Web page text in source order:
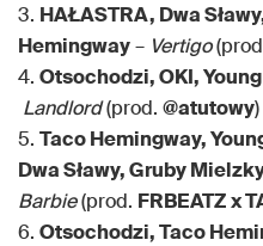
3. HAŁASTRA, Dwa
Hemingway– Vertigo
4. Otsochodzi, OKI,
Landlord(prod. @atutowy)
5. Taco Hemingway,
Dwa Sławy, Gruby
Barbie(prod. FRBEATZ x
6. Otsochodzi, Taco